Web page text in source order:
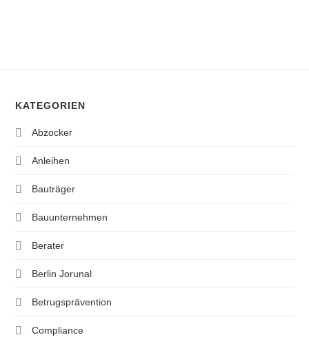
KATEGORIEN
Abzocker
Anleihen
Bauträger
Bauunternehmen
Berater
Berlin Jorunal
Betrugsprävention
Compliance